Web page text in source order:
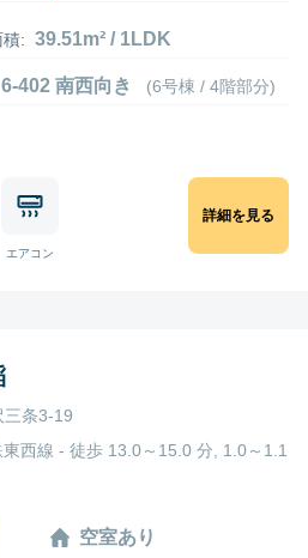
: 39.51m² / 1LDK
6-402 南西向き (6号棟 / 4階部分)
エアコン
詳細を見る
三条3-19
西線 - 徒歩 13.0～15.0 分, 1.0～1.1
空室あり